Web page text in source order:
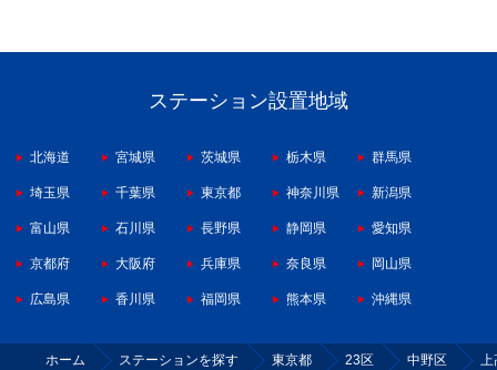
ステーション設置地域
北海道 宮城県 茨城県 栃木県 群馬県
埼玉県 千葉県 東京都 神奈川県 新潟県
富山県 石川県 長野県 静岡県 愛知県
京都府 大阪府 兵庫県 奈良県 岡山県
広島県 香川県 福岡県 熊本県 沖縄県
ホーム ステーションを探す 東京都 23区 中野区 上